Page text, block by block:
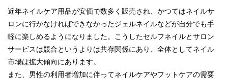
近年ネイルケア用品が安価で数多く販売され、かつてはネイルサ
ロンに行かなければできなかったジェルネイルなどが自分でも手
軽に楽しめるようになりました。こうしたセルフネイルとサロン
サービスは競合というよりは共存関係にあり、全体としてネイル
市場は拡大傾向にあります。
また、男性の利用者増加に伴ってネイルケアやフットケアの需要